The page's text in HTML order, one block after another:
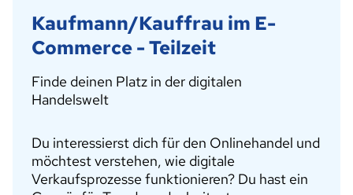
Kaufmann/Kauffrau im E-
Commerce - Teilzeit
Finde deinen Platz in der digitalen
Handelswelt
Du interessierst dich für den Onlinehandel und
möchtest verstehen, wie digitale
Verkaufsprozesse funktionieren? Du hast ein